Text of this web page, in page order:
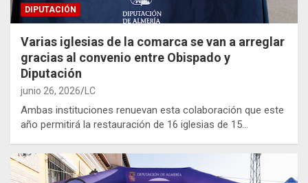
DIPUTACIÓN
Varias iglesias de la comarca se van a arreglar
gracias al convenio entre Obispado y
Diputación
junio 26, 2026 LC
Ambas instituciones renuevan esta colaboración que este
año permitirá la restauración de 16 iglesias de 15…